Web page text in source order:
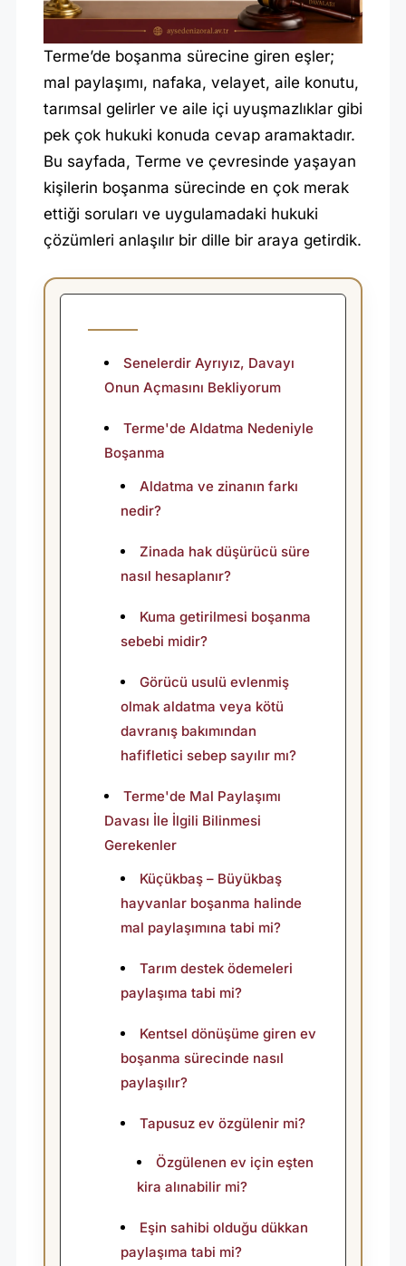
Ş
A
N
M
A
A
V
U
K
A
Terme’de boşanma sürecine giren eşler;
mal paylaşımı, nafaka, velayet, aile konutu,
tarımsal gelirler ve aile içi uyuşmazlıklar gibi
pek çok hukuki konuda cevap aramaktadır.
Bu sayfada, Terme ve çevresinde yaşayan
kişilerin boşanma sürecinde en çok merak
ettiği soruları ve uygulamadaki hukuki
çözümleri anlaşılır bir dille bir araya getirdik.
Senelerdir Ayrıyız, Davayı
Onun Açmasını Bekliyorum
Terme'de Aldatma Nedeniyle
Boşanma
Aldatma ve zinanın farkı
nedir?
Zinada hak düşürücü süre
nasıl hesaplanır?
Kuma getirilmesi boşanma
sebebi midir?
Görücü usulü evlenmiş
olmak aldatma veya kötü
davranış bakımından
hafifletici sebep sayılır mı?
Terme'de Mal Paylaşımı
Davası İle İlgili Bilinmesi
Gerekenler
Küçükbaş – Büyükbaş
hayvanlar boşanma halinde
mal paylaşımına tabi mi?
Tarım destek ödemeleri
paylaşıma tabi mi?
Kentsel dönüşüme giren ev
boşanma sürecinde nasıl
paylaşılır?
Tapusuz ev özgülenir mi?
Özgülenen ev için eşten
kira alınabilir mi?
Eşin sahibi olduğu dükkan
paylaşıma tabi mi?